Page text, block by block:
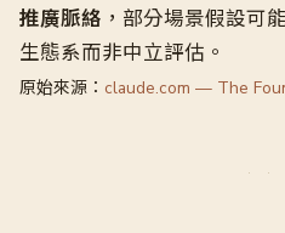
推廣脈絡 ，部分場景假設可
生態系而非中立評估。
原始來源： claude.com — The